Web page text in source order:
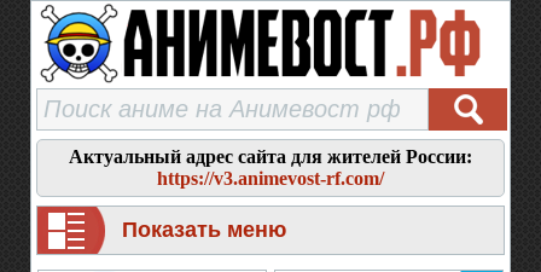
Актуальный адрес сайта для жителей России:
https://v3.animevost-rf.com/
Показать меню